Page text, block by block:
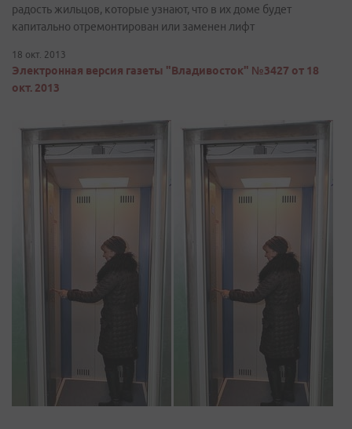
радость жильцов, которые узнают, что в их доме будет
капитально отремонтирован или заменен лифт
18 окт. 2013
Электронная версия газеты "Владивосток" №3427 от 18
окт. 2013